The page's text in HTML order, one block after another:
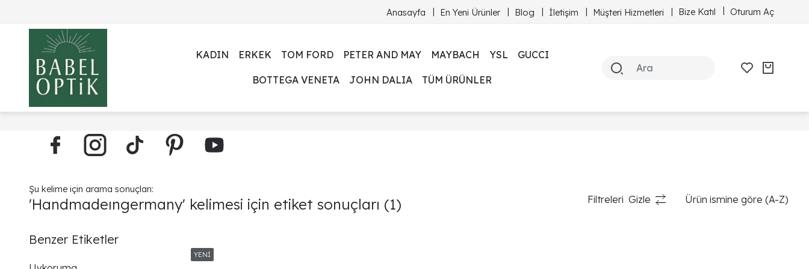
Anasayfa En Yeni Ürünler Blog İletişim Müşteri Hizmetleri Bize Katıl Oturum Aç
KADIN ERKEK TOM FORD PETER AND MAY MAYBACH YSL GUCCI
BOTTEGA VENETA JOHN DALIA TÜM ÜRÜNLER
Şu kelime için arama sonuçları:
'Handmadeıngermany' kelimesi için etiket sonuçları (1) Filtreleri Gizle Ürün ismine göre (A-Z)
Benzer Etiketler